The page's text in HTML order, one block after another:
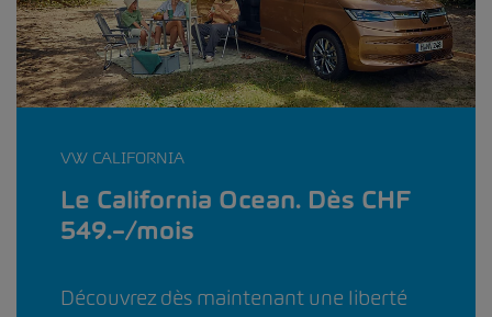
VW CALIFORNIA
Le California Ocean. Dès CHF
549.–/mois
Découvrez dès maintenant une liberté